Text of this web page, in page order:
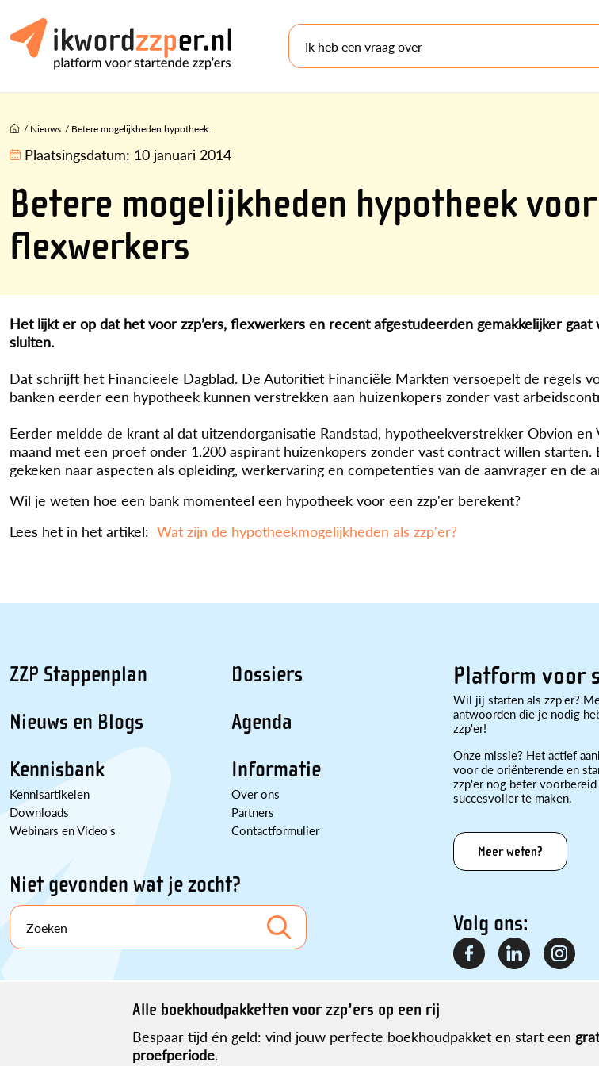
Ik heb een vraag over
/ Nieuws / Betere mogelijkheden hypotheek...
Plaatsingsdatum: 10 januari 2014
Betere mogelijkheden hypotheek
flexwerkers
Het lijkt er op dat het voor zzp’ers, flexwerkers en recent afgestudeerden gemakkelijker
sluiten.
Dat schrijft het Financieele Dagblad. De Autoritiet Financiële Markten versoepelt de regels
banken eerder een hypotheek kunnen verstrekken aan huizenkopers zonder vast
Eerder meldde de krant al dat uitzendorganisatie Randstad, hypotheekverstrekker Obvion en
maand met een proef onder 1.200 aspirant huizenkopers zonder vast contract willen
gekeken naar aspecten als opleiding, werkervaring en competenties van de aanvrager en de
Wil je weten hoe een bank momenteel een hypotheek voor een zzp'er berekent?
Lees het in het artikel: Wat zijn de hypotheekmogelijkheden als zzp'er?
ZZP Stappenplan
Nieuws en Blogs
Kennisbank
Kennisartikelen
Downloads
Webinars en Video's
Dossiers
Agenda
Informatie
Over ons
Partners
Contactformulier
Niet gevonden wat je zocht?
Zoeken
Platform voor
Wil jij starten als zzp'er?
antwoorden die je nodig
zzp'er!
Onze missie? Het actief
voor de oriënterende en
zzp'er nog beter
succesvoller te maken.
Meer weten?
Volg ons:
Over ons Contact Sitemap
Alle boekhoudpakketten voor zzp'ers op een rij
Bespaar tijd én geld: vind jouw perfecte boekhoudpakket en start een
proefperiode.